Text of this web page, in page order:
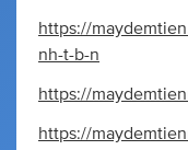
https://
nh-t-b-n
https://
https://